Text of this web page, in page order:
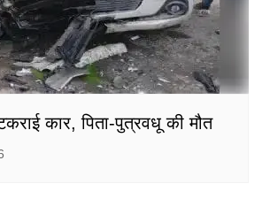
कार, पिता-पुत्रवधू की मौत